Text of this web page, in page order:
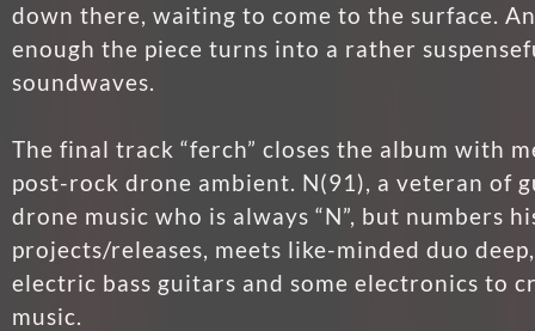
down there, waiting to come to the surface.
enough the piece turns into a rather
soundwaves.
The final track “ferch” closes the album with
post-rock drone ambient. N(91), a veteran of
drone music who is always “N”, but numbers
projects/releases, meets like-minded duo
electric bass guitars and some electronics to
music.